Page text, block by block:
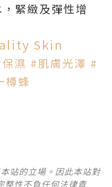
緊緻及彈性增
Skin
保濕 #肌膚光澤 #
樽蜂
站的立場。因此本站對
整性不負任何法律責